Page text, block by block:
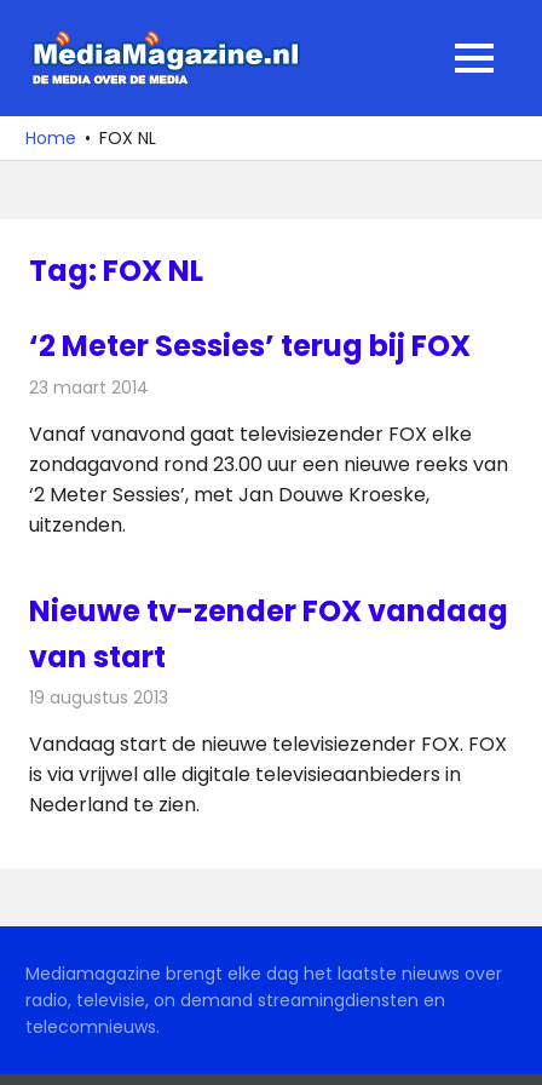
naar
media
over
MENU
Home FOX NL
Tag: FOX NL
‘2 Meter Sessies’ terug bij FOX
23 maart 2014
Vanaf vanavond gaat televisiezender FOX elke
zondagavond rond 23.00 uur een nieuwe reeks van
‘2 Meter Sessies’, met Jan Douwe Kroeske,
uitzenden.
Nieuwe tv-zender FOX vandaag
van start
19 augustus 2013
Vandaag start de nieuwe televisiezender FOX. FOX
is via vrijwel alle digitale televisieaanbieders in
Nederland te zien.
Mediamagazine brengt elke dag het laatste nieuws over
radio, televisie, on demand streamingdiensten en
telecomnieuws.